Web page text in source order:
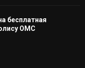
бесплатная
ОМС